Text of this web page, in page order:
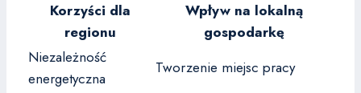
Korzyści dla
regionu
Wpływ na lokalną
gospodarkę
Niezależność
energetyczna
Tworzenie miejsc pracy